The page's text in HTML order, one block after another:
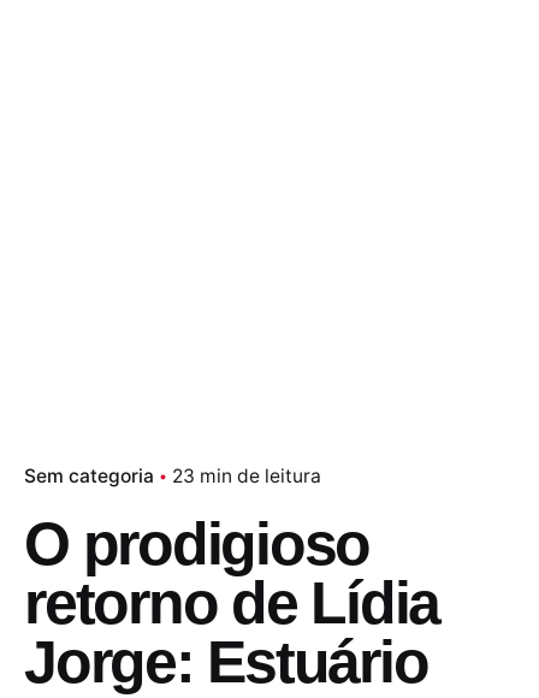
Sem categoria 23 min de leitura
O prodigioso
retorno de Lídia
Jorge: Estuário